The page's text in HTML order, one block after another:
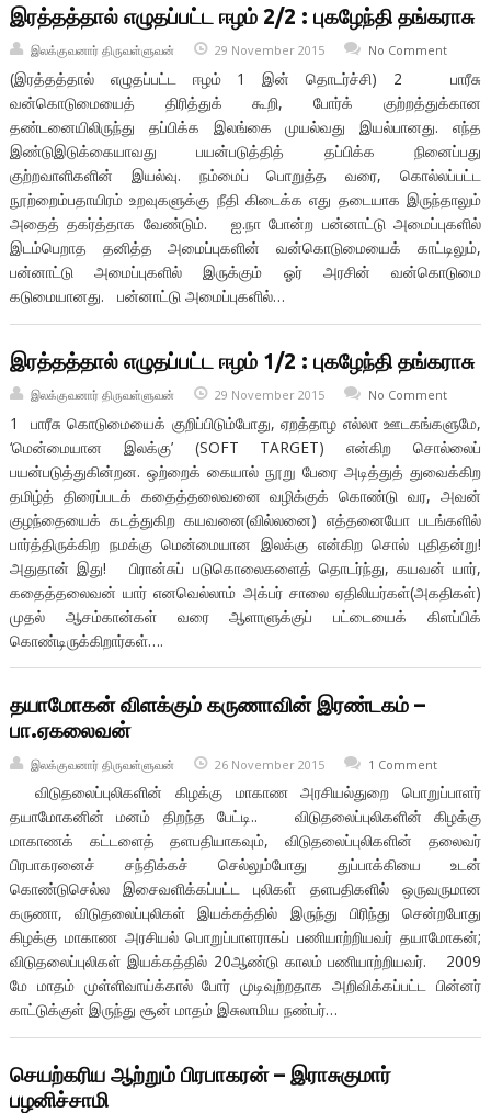
இரத்தத்தால் எழுதப்பட்ட ஈழம் 2/2 : புகழேந்தி தங்கராசு
இலக்குவனார் திருவள்ளுவன் 29 November 2015 No Comment
(இரத்தத்தால் எழுதப்பட்ட ஈழம் 1 இன் தொடர்ச்சி) 2 பாரீசு
வன்கொடுமையைத் திரித்துக் கூறி, போர்க் குற்றத்துக்கான
தண்டனையிலிருந்து தப்பிக்க இலங்கை முயல்வது இயல்பானது. எந்த
இண்டுஇடுக்கையாவது பயன்படுத்தித் தப்பிக்க நினைப்பது
குற்றவாளிகளின் இயல்வு. நம்மைப் பொறுத்த வரை, கொல்லப்பட்ட
நூற்றைம்பதாயிரம் உறவுகளுக்கு நீதி கிடைக்க எது தடையாக இருந்தாலும்
அதைத் தகர்த்தாக வேண்டும். ஐ.நா போன்ற பன்னாட்டு அமைப்புகளில்
இடம்பெறாத தனித்த அமைப்புகளின் வன்கொடுமையைக் காட்டிலும்,
பன்னாட்டு அமைப்புகளில் இருக்கும் ஓர் அரசின் வன்கொடுமை
கடுமையானது. பன்னாட்டு அமைப்புகளில்…
இரத்தத்தால் எழுதப்பட்ட ஈழம் 1/2 : புகழேந்தி தங்கராசு
இலக்குவனார் திருவள்ளுவன் 29 November 2015 No Comment
1 பாரீசு கொடுமையைக் குறிப்பிடும்போது, ஏறத்தாழ எல்லா ஊடகங்களுமே,
‘மென்மையான இலக்கு’ (SOFT TARGET) என்கிற சொல்லைப்
பயன்படுத்துகின்றன. ஒற்றைக் கையால் நூறு பேரை அடித்துத் துவைக்கிற
தமிழ்த் திரைப்படக் கதைத்தலைவனை வழிக்குக் கொண்டு வர, அவன்
குழந்தையைக் கடத்துகிற கயவனை(வில்லனை) எத்தனையோ படங்களில்
பார்த்திருக்கிற நமக்கு மென்மையான இலக்கு என்கிற சொல் புதிதன்று!
அதுதான் இது! பிரான்சுப் படுகொலைகளைத் தொடர்ந்து, கயவன் யார்,
கதைத்தலைவன் யார் எனவெல்லாம் அக்பர் சாலை ஏதிலியர்கள்(அகதிகள்)
முதல் ஆசம்கான்கள் வரை ஆளாளுக்குப் பட்டையைக் கிளப்பிக்
கொண்டிருக்கிறார்கள்….
தயாமோகன் விளக்கும் கருணாவின் இரண்டகம் –
பா.ஏகலைவன்
இலக்குவனார் திருவள்ளுவன் 26 November 2015 1 Comment
விடுதலைப்புலிகளின் கிழக்கு மாகாண அரசியல்துறை பொறுப்பாளர்
தயாமோகனின் மனம் திறந்த பேட்டி.. விடுதலைப்புலிகளின் கிழக்கு
மாகாணக் கட்டளைத் தளபதியாகவும், விடுதலைப்புலிகளின் தலைவர்
பிரபாகரனைச் சந்திக்கச் செல்லும்போது துப்பாக்கியை உடன்
கொண்டுசெல்ல இசைவளிக்கப்பட்ட புலிகள் தளபதிகளில் ஒருவருமான
கருணா, விடுதலைப்புலிகள் இயக்கத்தில் இருந்து பிரிந்து சென்றபோது
கிழக்கு மாகாண அரசியல் பொறுப்பாளராகப் பணியாற்றியவர் தயாமோகன்;
விடுதலைப்புலிகள் இயக்கத்தில் 20ஆண்டு காலம் பணியாற்றியவர். 2009
மே மாதம் முள்ளிவாய்க்கால் போர் முடிவுற்றதாக அறிவிக்கப்பட்ட பின்னர்
காட்டுக்குள் இருந்து சூன் மாதம் இசுலாமிய நண்பர்…
செயற்கரிய ஆற்றும் பிரபாகரன் – இராசுகுமார்
பழனிச்சாமி